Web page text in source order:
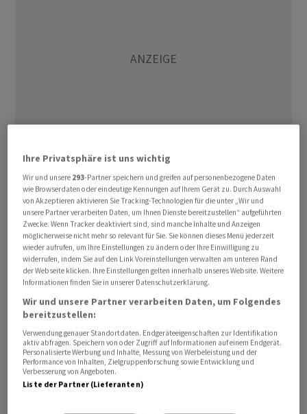
Die Amerikanerinnen und Amerikaner steigerten ‌ihren
⁠Konsum im Dezember um 0,4 Prozent gegenüber dem
⁠Vormonat, wie das Handelsministerium am Freitag
mitteilte. Von Reuters befragte Volkswirte hatten
‌damit gerechnet. Der private Konsum ‌gilt als
Schwungrad der US-Wirtschaft, ​die sich im vierten
Quartal 2025 überraschend kräftig abkühlte: Das
Bruttoinlandsprodukt legte auf das Jahr
hochgerechnet nur um 1,4 Prozent zu, nach 4,4 Prozent
im Sommer. Die ‌43-tägige Haushaltssperre der
Regierung, der sogenannte Shutdown, dürfte laut Fed
schätzungsweise einen Prozentpunkt Wachstum
gekostet haben.
Ihre Privatsphäre ist uns wichtig
Wir und unsere 293-Partner speichern und greifen auf personenbezogene Daten
wie Browserdaten oder eindeutige Kennungen auf Ihrem Gerät zu. Durch Auswahl
von Akzeptieren aktivieren Sie Tracking-Technologien für die unter „Wir und
unsere Partner verarbeiten Daten, um Ihnen Dienste bereitzustellen“ aufgeführten
Zwecke. Wenn Tracker deaktiviert sind, sind manche Inhalte und Anzeigen
möglicherweise nicht mehr so relevant für Sie. Sie können dieses Menü jederzeit
wieder aufrufen, um Ihre Einstellungen zu ändern oder Ihre Einwilligung zu
widerrufen, indem Sie auf den Link Voreinstellungen verwalten am unteren Rand
der Webseite klicken. Ihre Einstellungen gelten innerhalb unseres Website. Weitere
Informationen finden Sie in unserer Datenschutzerklärung.
Wir und unsere Partner verarbeiten Daten, um Folgendes
bereitzustellen:
Verwendung genauer Standortdaten. Endgeräteeigenschaften zur Identifikation
aktiv abfragen. Speichern von oder Zugriff auf Informationen auf einem Endgerät.
Personalisierte Werbung und Inhalte, Messung von Werbeleistung und der
Performance von Inhalten, Zielgruppenforschung sowie Entwicklung und
Verbesserung von Angeboten.
Liste der Partner (Lieferanten)